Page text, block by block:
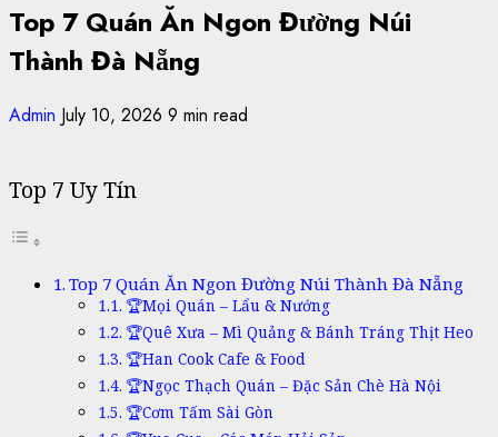
Top 7 Quán Ăn Ngon Đường Núi
Thành Đà Nẵng
Admin July 10, 2026 9 min read
Top 7 Uy Tín
Top 7 Quán Ăn Ngon Đường Núi Thành Đà Nẵng
🏆Mọi Quán – Lẩu & Nướng
🏆Quê Xưa – Mì Quảng & Bánh Tráng Thịt Heo
🏆Han Cook Cafe & Food
🏆Ngọc Thạch Quán – Đặc Sản Chè Hà Nội
🏆Cơm Tấm Sài Gòn